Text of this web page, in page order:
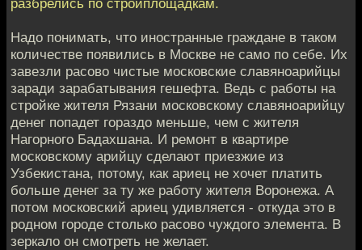
Надо понимать, что иностранные граждане в таком
количестве появились в Москве не само по себе. Их
завезли расово чистые московские славяноарийцы
заради зарабатывания гешефта. Ведь с работы на
стройке жителя Рязани московскому славяноарийцу
денег попадет гораздо меньше, чем с жителя
Нагорного Бадахшана. И ремонт в квартире
московскому арийцу сделают приезжие из
Узбекистана, потому, как ариец не хочет платить
больше денег за ту же работу жителя Воронежа. А
потом московский ариец удивляется - откуда это в
родном городе столько расово чуждого элемента. В
зеркало он смотреть не желает.